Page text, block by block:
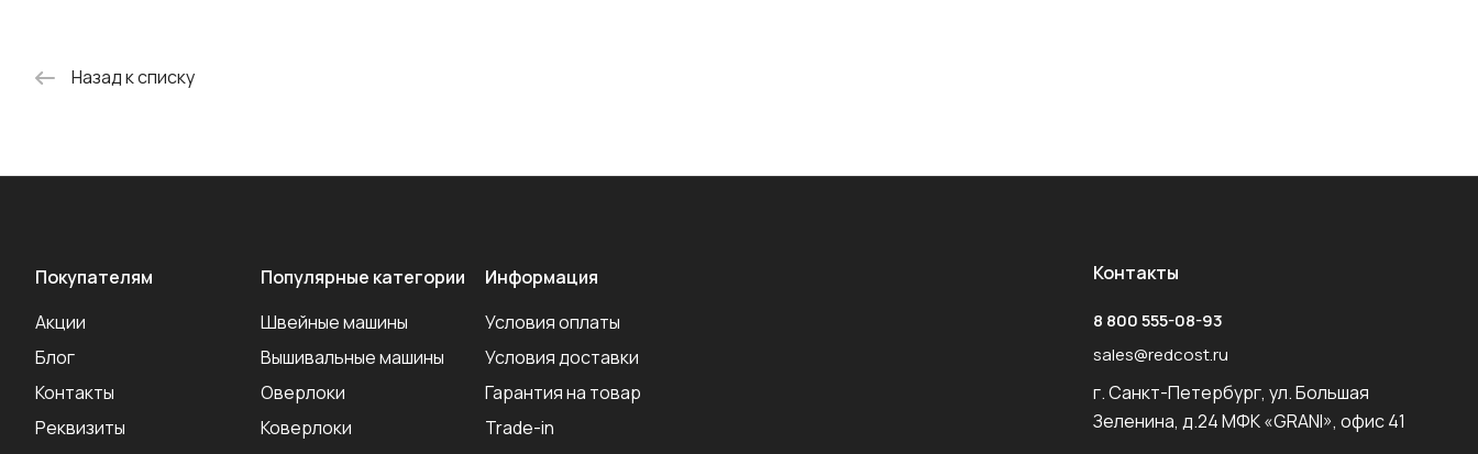
Назад к списку
Покупателям
Акции
Блог
Контакты
Реквизиты
Популярные категории
Швейные машины
Вышивальные машины
Оверлоки
Коверлоки
Информация
Условия оплаты
Условия доставки
Гарантия на товар
Trade-in
Контакты
8 800 555-08-93
sales@redcost.ru
г. Санкт-Петербург, ул. Большая
Зеленина, д.24 МФК «GRANI», офис 41